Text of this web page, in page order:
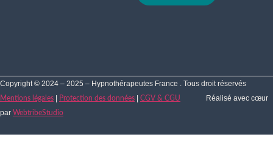
Copyright © 2024 – 2025 – Hypnothérapeutes France . Tous droit réservés
Mentions légales Protection des données CGV & CGU
Réalisé avec cœur
par WebtribeStudio